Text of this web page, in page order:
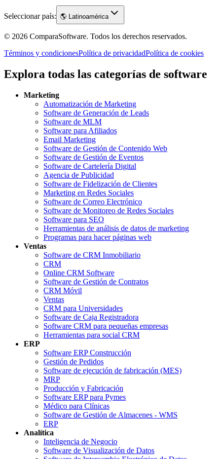
Seleccionar país: 🌎 Latinoamérica
© 2026 ComparaSoftware. Todos los derechos reservados.
Términos y condicionesPolítica de privacidadPolítica de cookies
Explora todas las categorías de software
Marketing
Automatización de Marketing
Software de Generación de Leads
Software de MLM
Software para Afiliados
Email Marketing
Software de Gestión de Contenido Web
Software de Gestión de Eventos
Software de Cartelería Digital
Agencia de Publicidad
Software de Fidelización de Clientes
Marketing en Redes Sociales
Software de Correo Electrónico
Software de Monitoreo de Redes Sociales
Software para SEO
Herramientas de análisis de datos de marketing
Programas para hacer páginas web
Ventas
Software de CRM Inmobiliario
CRM
Online CRM Software
Software de Gestión de Contratos
CRM Móvil
Ventas
CRM para Universidades
Software de Caja Registradora
Software CRM para pequeñas empresas
Herramientas para social CRM
ERP
Software ERP Construcción
Gestión de Pedidos
Software de ejecución de fabricación (MES)
MRP
Producción y Fabricación
Software ERP para Pymes
Médico para Clínicas
Software de Gestión de Almacenes - WMS
ERP
Analítica
Inteligencia de Negocio
Software de Visualización de Datos